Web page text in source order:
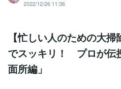
2022/12/26 11:36
【忙しい人のための大
でスッキリ！ プロが伝
面所編」